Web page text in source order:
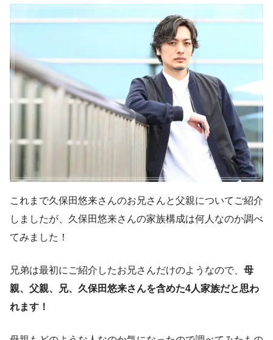
これまで久保田悠来さんのお兄さんと父親についてご紹介
しましたが、久保田悠来さんの家族構成は何人なのか調べ
てみました！
兄弟は最初にご紹介したお兄さんだけのようなので、 母
親、父親、兄、久保田悠来さんを含めた4人家族だと思わ
れます！